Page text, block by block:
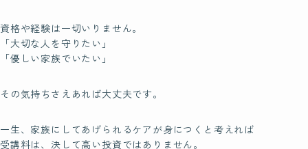
資格や経験は一切いりません。
「大切な人を守りたい」
「優しい家族でいたい」
その気持ちさえあれば大丈夫です。
一生、家族にしてあげられるケアが身につくと考えれば
受講料は、決して高い投資ではありません。